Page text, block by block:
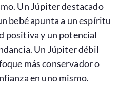
Un Júpiter destacado
bebé apunta a un espíritu
positiva y un potencial
Un Júpiter débil
más conservador o
en uno mismo.